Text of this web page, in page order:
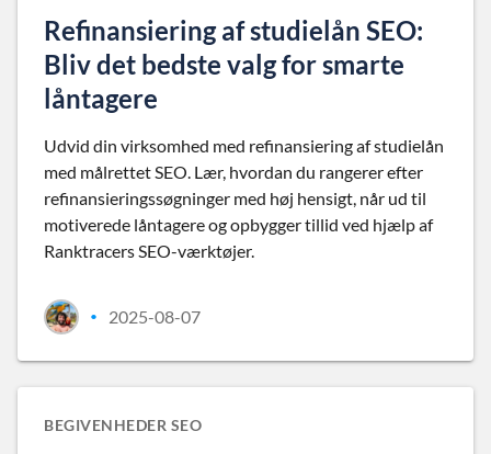
Refinansiering af studielån SEO:
Bliv det bedste valg for smarte
låntagere
Udvid din virksomhed med refinansiering af studielån
med målrettet SEO. Lær, hvordan du rangerer efter
refinansieringssøgninger med høj hensigt, når ud til
motiverede låntagere og opbygger tillid ved hjælp af
Ranktracers SEO-værktøjer.
• 2025-08-07
BEGIVENHEDER SEO